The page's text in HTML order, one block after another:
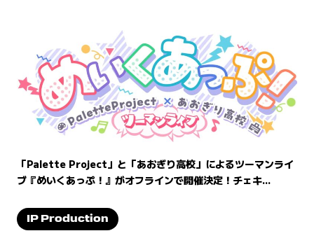
「Palette Project」と「あおぎり高校」によるツーマンライ
ブ『めいくあっぷ！』がオフラインで開催決定！チェキ...
IP Production